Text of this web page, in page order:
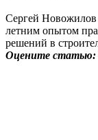
Сергей Новожилов
летним опытом
решений в
Оцените статью: